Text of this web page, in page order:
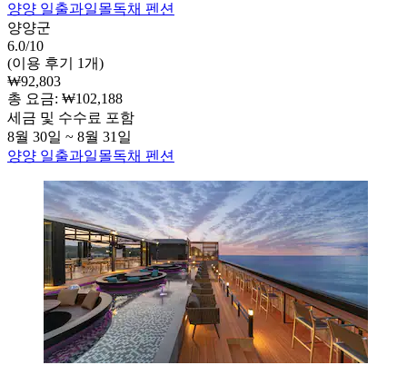
양양 일출과일몰독채 펜션
양양군
6.0/10
(이용 후기 1개)
₩92,803
총 요금: ₩102,188
세금 및 수수료 포함
8월 30일 ~ 8월 31일
양양 일출과일몰독채 펜션